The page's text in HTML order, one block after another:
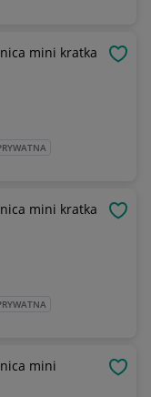
mini kratka
mini kratka
mini